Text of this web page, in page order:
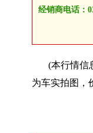
经销商电话：
(本行情信
为车实拍图，